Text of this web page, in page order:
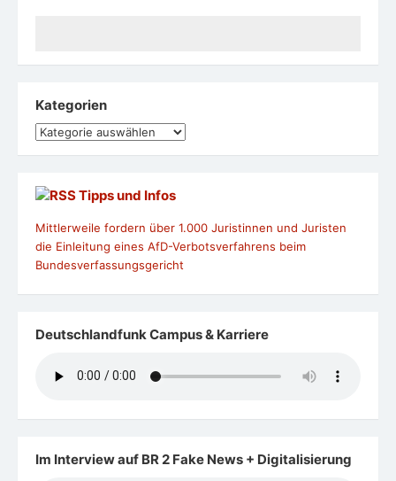
Kategorien
Kategorien
Tipps und Infos
Mittlerweile fordern über 1.000 Juristinnen und Juristen
die Einleitung eines AfD-Verbotsverfahrens beim
Bundesverfassungsgericht
Deutschlandfunk Campus & Karriere
Im Interview auf BR 2 Fake News + Digitalisierung